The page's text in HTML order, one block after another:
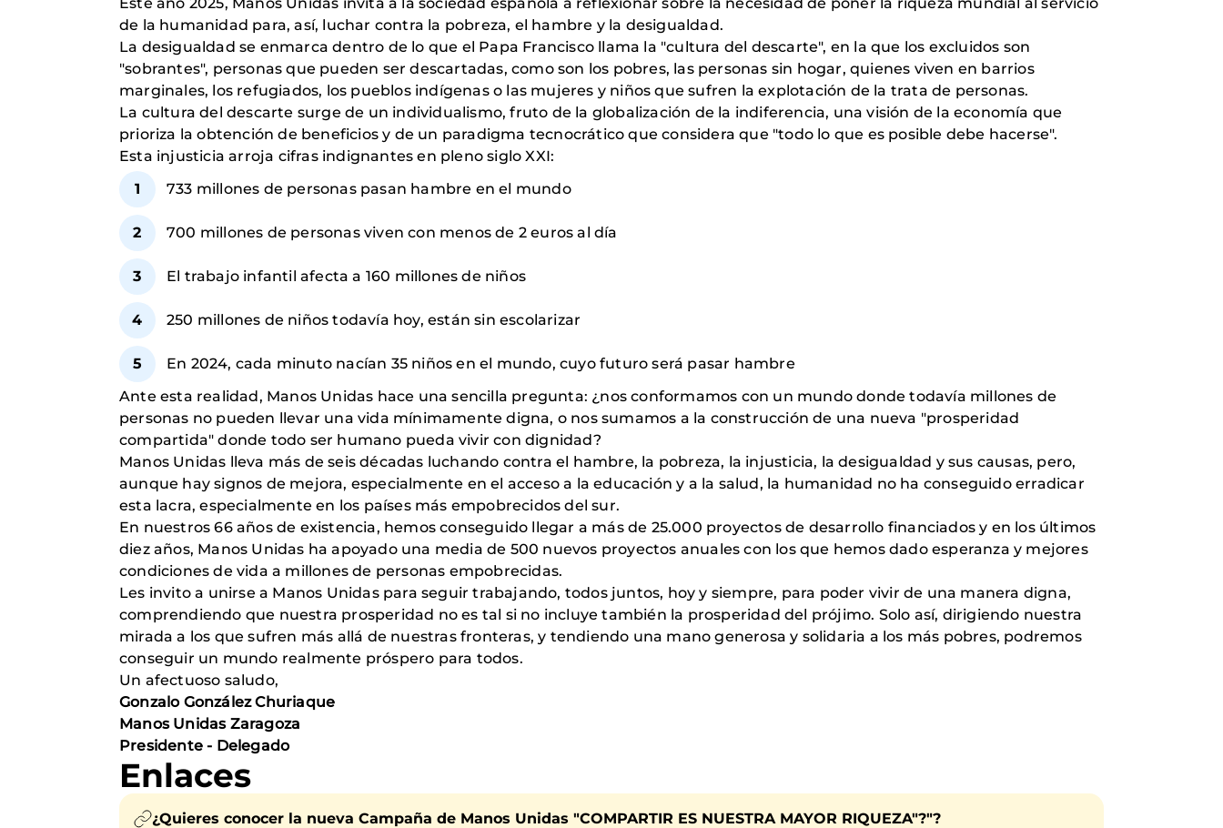
de la humanidad para, así, luchar contra la pobreza, el hambre y la desigualdad.
La desigualdad se enmarca dentro de lo que el Papa Francisco llama la "cultura del descarte", en la que los excluidos son
"sobrantes", personas que pueden ser descartadas, como son los pobres, las personas sin hogar, quienes viven en barrios
marginales, los refugiados, los pueblos indígenas o las mujeres y niños que sufren la explotación de la trata de personas.
La cultura del descarte surge de un individualismo, fruto de la globalización de la indiferencia, una visión de la economía que
prioriza la obtención de beneficios y de un paradigma tecnocrático que considera que "todo lo que es posible debe hacerse".
Esta injusticia arroja cifras indignantes en pleno siglo XXI:
733 millones de personas pasan hambre en el mundo
700 millones de personas viven con menos de 2 euros al día
El trabajo infantil afecta a 160 millones de niños
250 millones de niños todavía hoy, están sin escolarizar
En 2024, cada minuto nacían 35 niños en el mundo, cuyo futuro será pasar hambre
Ante esta realidad, Manos Unidas hace una sencilla pregunta: ¿nos conformamos con un mundo donde todavía millones de
personas no pueden llevar una vida mínimamente digna, o nos sumamos a la construcción de una nueva "prosperidad
compartida" donde todo ser humano pueda vivir con dignidad?
Manos Unidas lleva más de seis décadas luchando contra el hambre, la pobreza, la injusticia, la desigualdad y sus causas, pero,
aunque hay signos de mejora, especialmente en el acceso a la educación y a la salud, la humanidad no ha conseguido erradicar
esta lacra, especialmente en los países más empobrecidos del sur.
En nuestros 66 años de existencia, hemos conseguido llegar a más de 25.000 proyectos de desarrollo financiados y en los últimos
diez años, Manos Unidas ha apoyado una media de 500 nuevos proyectos anuales con los que hemos dado esperanza y mejores
condiciones de vida a millones de personas empobrecidas.
Les invito a unirse a Manos Unidas para seguir trabajando, todos juntos, hoy y siempre, para poder vivir de una manera digna,
comprendiendo que nuestra prosperidad no es tal si no incluye también la prosperidad del prójimo. Solo así, dirigiendo nuestra
mirada a los que sufren más allá de nuestras fronteras, y tendiendo una mano generosa y solidaria a los más pobres, podremos
conseguir un mundo realmente próspero para todos.
Un afectuoso saludo,
Gonzalo González Churiaque
Manos Unidas Zaragoza
Presidente - Delegado
Enlaces
¿Quieres conocer la nueva Campaña de Manos Unidas "COMPARTIR ES NUESTRA MAYOR RIQUEZA"?"?